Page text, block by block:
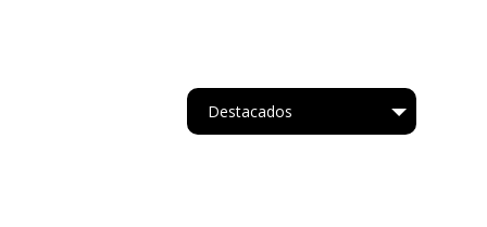
Destacados